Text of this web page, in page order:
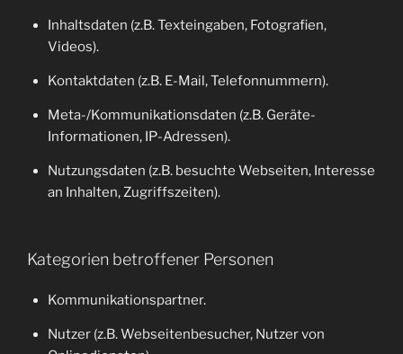
Inhaltsdaten (z.B. Texteingaben, Fotografien,
Videos).
Kontaktdaten (z.B. E-Mail, Telefonnummern).
Meta-/Kommunikationsdaten (z.B. Geräte-
Informationen, IP-Adressen).
Nutzungsdaten (z.B. besuchte Webseiten, Interesse
an Inhalten, Zugriffszeiten).
Kategorien betroffener Personen
Kommunikationspartner.
Nutzer (z.B. Webseitenbesucher, Nutzer von